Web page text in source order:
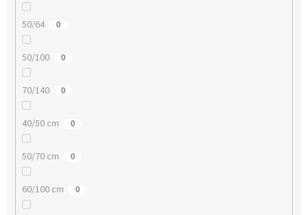
50/64 0
50/100 0
70/140 0
40/50 cm 0
50/70 cm 0
60/100 cm 0